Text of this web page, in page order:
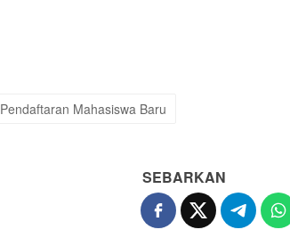
Pendaftaran Mahasiswa Baru
SEBARKAN